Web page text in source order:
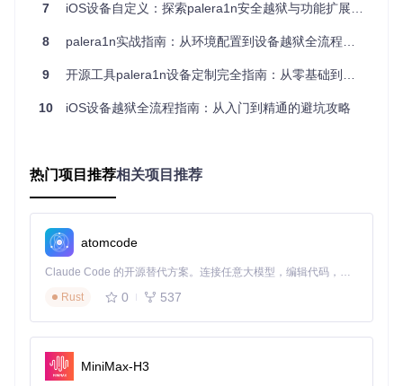
解决方案：两种越狱模式深度解析
Rootless模式：轻量级安全方案
核心优势：
适合日常使用的基础越狱需求
Rootful模式：完全控制权方案
核心优势 ：
7 iOS设备自定义：探索palera1n安全越狱与功能扩展全指南
8 palera1n实战指南：从环境配置到设备越狱全流程解析
9 开源工具palera1n设备定制完全指南：从零基础到深度应用
10 iOS设备越狱全流程指南：从入门到精通的避坑攻略
热门项目推荐相关项目推荐
atomcode
Claude Code 的开源替代方案。连接任意大模型，编辑代码，运行命令，自动验证 — 全自动执行。用 Rust 构建，极致性能。 ｜ An open-source alternative to Claude Code. Connect any LLM, edit code, run commands, and verify changes — autonomously. Built in Rust for speed. Get Started
Rust
0 537
MiniMax-H3